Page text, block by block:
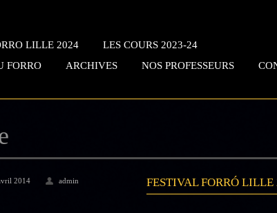
LILLE 2024
LES COURS 2023-24
FORRO
ARCHIVES NOS PROFESSEURS
2014 admin FESTIVAL FORRÓ LILLE